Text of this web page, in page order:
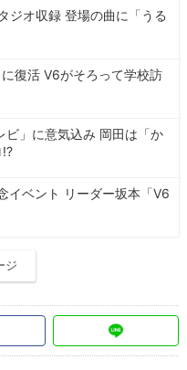
ジオ収録 登場の曲に「うる
に復活 V6がそろって学校訪
」に意気込み 岡田は「か
イベント リーダー坂本「V6
ジ